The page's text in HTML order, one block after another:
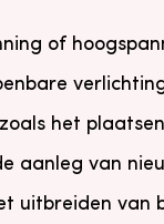
of
het
aanleg van
uitbreiden van